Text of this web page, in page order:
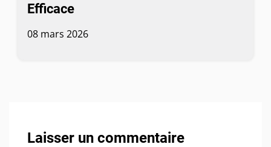
Efficace
08 mars 2026
Laisser un commentaire